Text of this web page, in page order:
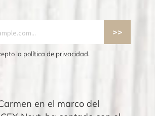
la política de privacidad.
en el marco del